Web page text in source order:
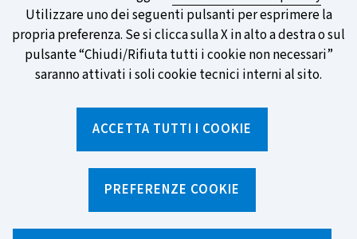
Utilizzare uno dei seguenti pulsanti per esprimere la
propria preferenza. Se si clicca sulla X in alto a destra o sul
pulsante “Chiudi/Rifiuta tutti i cookie non necessari”
saranno attivati i soli cookie tecnici interni al sito.
ACCETTA TUTTI I COOKIE
PREFERENZE COOKIE
SCOPRI DI PIÙ
Homepage